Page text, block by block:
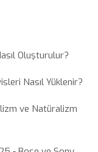
Oluşturulur?
Nasıl Yüklenir?
ve Natüralizm